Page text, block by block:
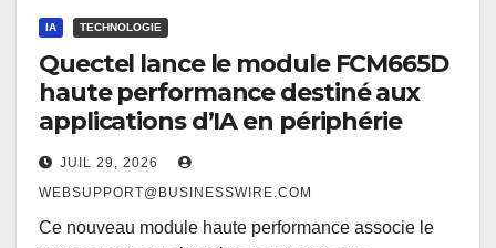
IA TECHNOLOGIE
Quectel lance le module FCM665D
haute performance destiné aux
applications d’IA en périphérie
JUIL 29, 2026
WEBSUPPORT@BUSINESSWIRE.COM
Ce nouveau module haute performance associe le